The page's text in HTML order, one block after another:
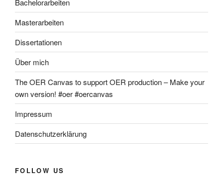
Bachelorarbeiten
Masterarbeiten
Dissertationen
Über mich
The OER Canvas to support OER production – Make your
own version! #oer #oercanvas
Impressum
Datenschutzerklärung
FOLLOW US